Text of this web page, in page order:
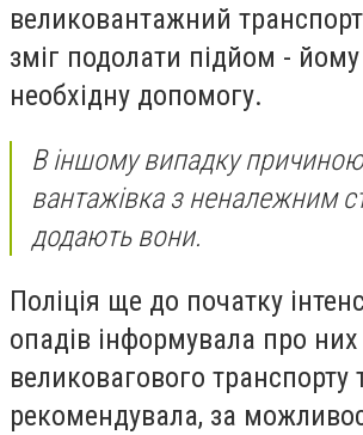
великовантажний
зміг подолати підйом -
необхідну допомогу.
В іншому випадку
вантажівка з неналежним
додають вони.
Поліція ще до початку
опадів інформувала про них
великовагового транспорту
рекомендувала, за